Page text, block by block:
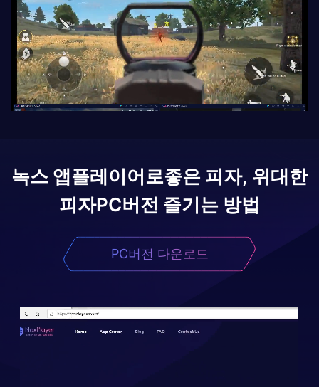
녹스 앱플레이어로좋은 피자, 위대한
피자PC버전 즐기는 방법
PC버전 다운로드